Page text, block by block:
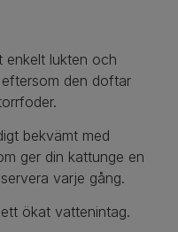
enkelt lukten och
den doftar
bekvämt med
ger din kattunge en
varje gång.
ökat vattenintag.